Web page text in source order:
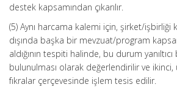
destek kapsamından çıkarılır.
(5) Aynı harcama kalemi için, şirket/işbirliği
dışında başka bir mevzuat/program
aldığının tespiti halinde, bu durum
bulunulması olarak değerlendirilir ve
fıkralar çerçevesinde işlem tesis edilir.